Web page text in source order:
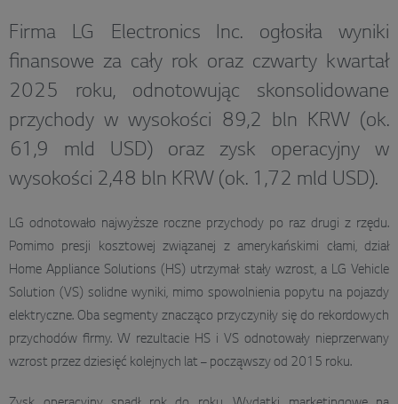
Firma LG Electronics Inc. ogłosiła wyniki
finansowe za cały rok oraz czwarty kwartał
2025 roku, odnotowując skonsolidowane
przychody w wysokości 89,2 bln KRW (ok.
61,9 mld USD) oraz zysk operacyjny w
wysokości 2,48 bln KRW (ok. 1,72 mld USD).
LG odnotowało najwyższe roczne przychody po raz drugi z rzędu.
Pomimo presji kosztowej związanej z amerykańskimi cłami, dział
Home Appliance Solutions (HS) utrzymał stały wzrost, a LG Vehicle
Solution (VS) solidne wyniki, mimo spowolnienia popytu na pojazdy
elektryczne. Oba segmenty znacząco przyczyniły się do rekordowych
przychodów firmy. W rezultacie HS i VS odnotowały nieprzerwany
wzrost przez dziesięć kolejnych lat – począwszy od 2015 roku.